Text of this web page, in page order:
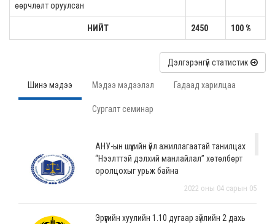
өөрчлөлт оруулсан
НИЙТ 2450 100 %
Дэлгэрэнгүй статистик
Шинэ мэдээ Мэдээ мэдээлэл Гадаад харилцаа
Сургалт семинар
АНУ-ын шүүхийн үйл ажиллагаатай танилцах
“Нээлттэй дэлхий манлайлал” хөтөлбөрт
оролцохыг урьж байна
2022 оны 04 сарын 05
Эрүүгийн хуулийн 1.10 дугаар зүйлийн 2 дахь